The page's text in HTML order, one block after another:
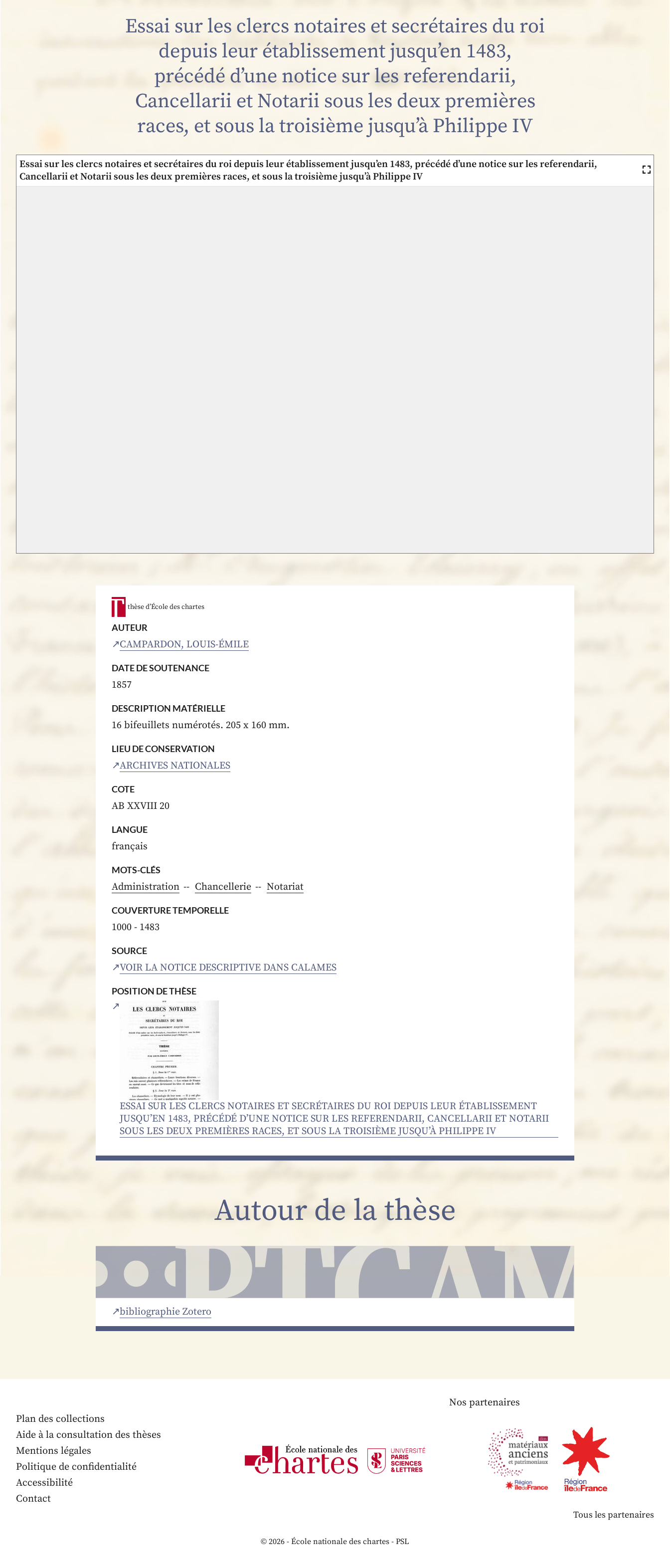
Essai sur les clercs notaires et secrétaires du roi
depuis leur établissement jusqu’en 1483,
précédé d’une notice sur les referendarii,
Cancellarii et Notarii sous les deux premières
races, et sous la troisième jusqu’à Philippe IV
Essai sur les clercs notaires et secrétaires du roi depuis leur établissement jusqu’en 1483, précédé d’une notice sur les referendarii,
Cancellarii et Notarii sous les deux premières races, et sous la troisième jusqu’à Philippe IV
thèse d’École des chartes
AUTEUR
CAMPARDON, LOUIS-ÉMILE
DATE DE SOUTENANCE
1857
DESCRIPTION MATÉRIELLE
16 bifeuillets numérotés. 205 x 160 mm.
LIEU DE CONSERVATION
ARCHIVES NATIONALES
COTE
AB XXVIII 20
LANGUE
français
MOTS-CLÉS
Administration Chancellerie Notariat
COUVERTURE TEMPORELLE
1000 - 1483
SOURCE
VOIR LA NOTICE DESCRIPTIVE DANS CALAMES
POSITION DE THÈSE
ESSAI SUR LES CLERCS NOTAIRES ET SECRÉTAIRES DU ROI DEPUIS LEUR ÉTABLISSEMENT
JUSQU’EN 1483, PRÉCÉDÉ D’UNE NOTICE SUR LES REFERENDARII, CANCELLARII ET NOTARII
SOUS LES DEUX PREMIÈRES RACES, ET SOUS LA TROISIÈME JUSQU’À PHILIPPE IV
Autour de la thèse
bibliographie Zotero
Plan des collections
Aide à la consultation des thèses
Mentions légales
Politique de confidentialité
Accessibilité
Contact
Nos partenaires
Tous les partenaires
© 2026 - École nationale des chartes - PSL